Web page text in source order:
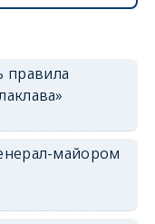
правила
майором